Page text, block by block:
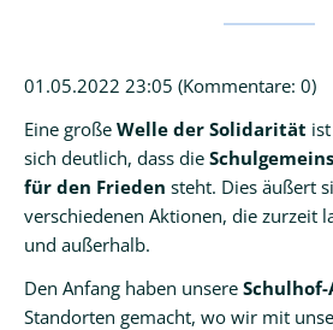
01.05.2022 23:05 (Kommentare: 0)
Eine große Welle der Solidarität
sich deutlich, dass die
für den Frieden steht. Dies äußert
verschiedenen Aktionen, die zurzeit
und außerhalb.
Den Anfang haben unsere
Standorten gemacht, wo wir mit